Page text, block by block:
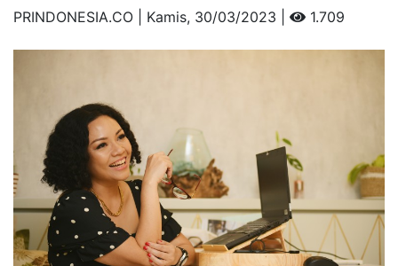
PRINDONESIA.CO | Kamis, 30/03/2023 | 1.709